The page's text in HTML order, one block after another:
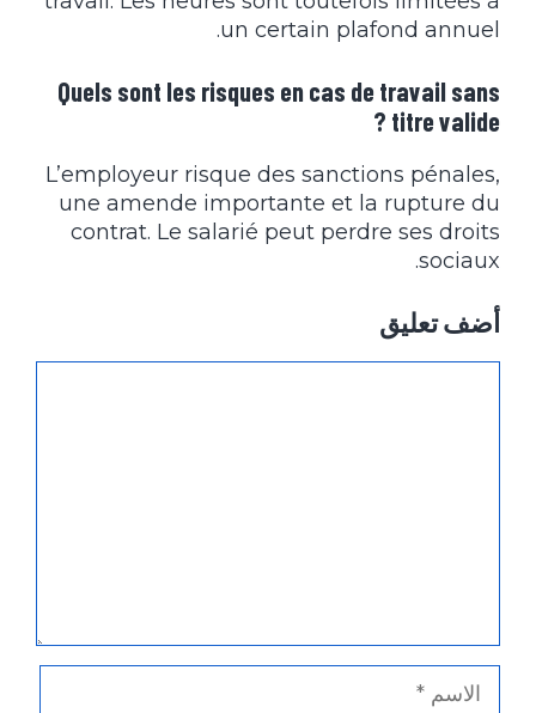
un certain plafond annuel.
Quels sont les risques en cas de travail sans
titre valide ?
L’employeur risque des sanctions pénales,
une amende importante et la rupture du
contrat. Le salarié peut perdre ses droits
sociaux.
أضف تعليق
الاسم